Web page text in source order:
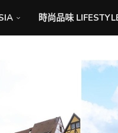
時尚品味